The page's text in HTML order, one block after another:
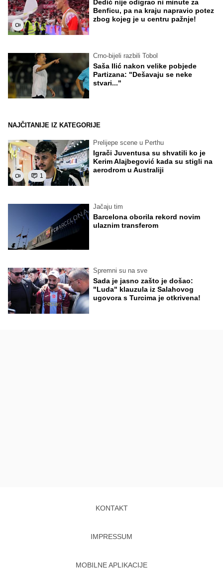
Dedić nije odigrao ni minute za
Benficu, pa na kraju napravio potez
zbog kojeg je u centru pažnje!
Crno-bijeli razbili Tobol
Saša Ilić nakon velike pobjede
Partizana: "Dešavaju se neke
stvari..."
NAJČITANIJE IZ KATEGORIJE
1
Prelijepe scene u Perthu
Igrači Juventusa su shvatili ko je
Kerim Alajbegović kada su stigli na
aerodrom u Australiji
Jačaju tim
Barcelona oborila rekord novim
ulaznim transferom
Spremni su na sve
Sada je jasno zašto je došao:
"Luda" klauzula iz Salahovog
ugovora s Turcima je otkrivena!
KONTAKT
IMPRESSUM
MOBILNE APLIKACIJE